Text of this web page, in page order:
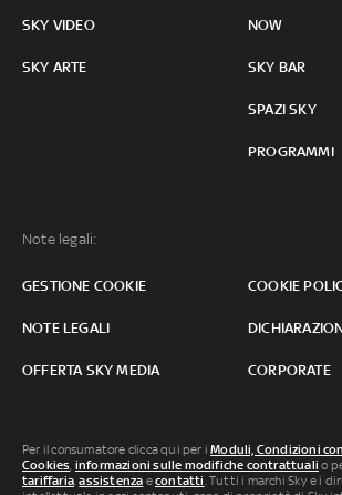
SKY VIDEO
SKY ARTE
NOW
SKY BAR
SPAZI SKY
PROGRAMMI
Note legali:
GESTIONE COOKIE COOKIE
NOTE LEGALI
OFFERTA SKY MEDIA CORPORATE
Per il consumatore clicca qui per iModuli, Condizioni
Cookies, informazioni sulle modifiche contrattuali o
tariffaria,assistenza econtatti. Tutti i marchi Sky e i